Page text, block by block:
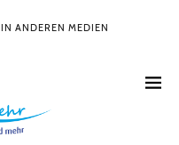
IN ANDEREN MEDIEN